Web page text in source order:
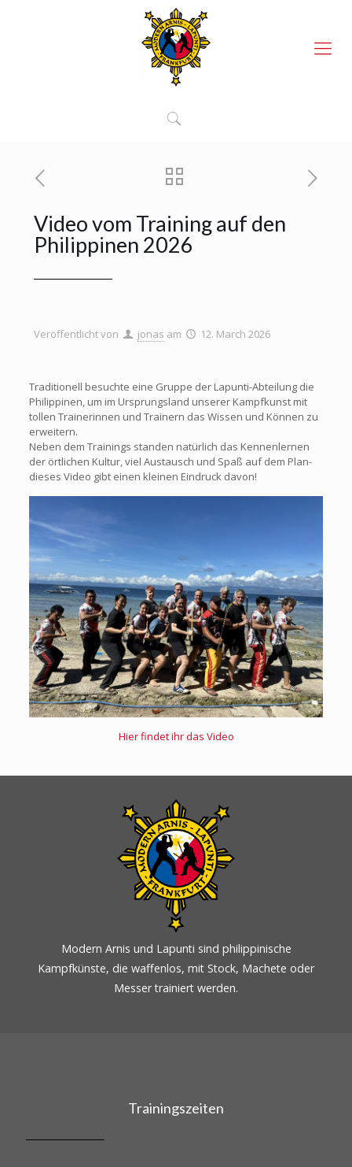
Video vom Training auf den
Philippinen 2026
Veröffentlicht von jonas am 12. March 2026
Traditionell besuchte eine Gruppe der Lapunti-Abteilung die
Philippinen, um im Ursprungsland unserer Kampfkunst mit
tollen Trainerinnen und Trainern das Wissen und Können zu
erweitern.
Neben dem Trainings standen natürlich das Kennenlernen
der örtlichen Kultur, viel Austausch und Spaß auf dem Plan-
dieses Video gibt einen kleinen Eindruck davon!
Hier findet ihr das Video
Modern Arnis und Lapunti sind philippinische
Kampfkünste, die waffenlos, mit Stock, Machete oder
Messer trainiert werden.
Trainingszeiten